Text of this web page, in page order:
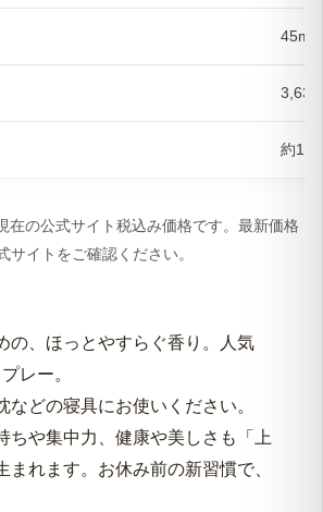
45ml
3,630
約12
の公式サイト税込み価格です。最新価格
サイトをご確認ください。
の、ほっとやすらぐ香り。人気
レー。
などの寝具にお使いください。
ちや集中力、健康や美しさも「上
まれます。お休み前の新習慣で、